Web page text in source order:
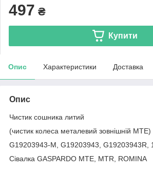
497 ₴
Купити
Опис Характеристики Доставка
Опис
Чистик сошника литий
(чистик колеса металевий зовнішній MTE)
G19203943-M, G19203943, G19203943R,
Сівалка GASPARDO MTE, MTR, ROMINA